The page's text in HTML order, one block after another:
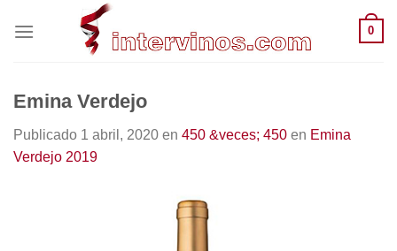
0
Emina Verdejo
Publicado 1 abril, 2020 en 450 &veces; 450 en Emina
Verdejo 2019